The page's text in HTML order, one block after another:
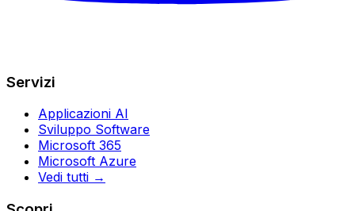
Servizi
Applicazioni AI
Sviluppo Software
Microsoft 365
Microsoft Azure
Vedi tutti →